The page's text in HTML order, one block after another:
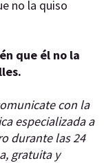
no la quiso
que él no la
con la
especializada a
durante las 24
gratuita y